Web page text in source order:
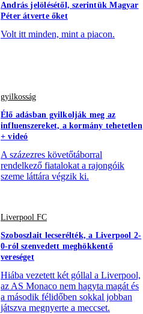
András jelölésétől, szerintük Magyar
Péter átverte őket
Volt itt minden, mint a piacon.
gyilkosság
Élő adásban gyilkolják meg az
influenszereket, a kormány tehetetlen
+ videó
A százezres követőtáborral
rendelkező fiatalokat a rajongóik
szeme láttára végzik ki.
Liverpool FC
Szoboszlait lecserélték, a Liverpool 2-
0-ról szenvedett meghökkentő
vereséget
Hiába vezetett két góllal a Liverpool,
az AS Monaco nem hagyta magát és
a második félidőben sokkal jobban
játszva megnyerte a meccset.